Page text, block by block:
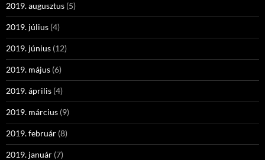
2019. augusztus (5)
2019. július (4)
2019. június (12)
2019. május (6)
2019. április (4)
2019. március (9)
2019. február (8)
2019. január (7)